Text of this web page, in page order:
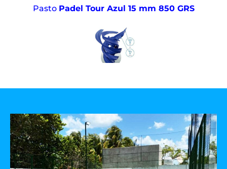
Pasto Padel Tour Azul 15 mm 850 GRS